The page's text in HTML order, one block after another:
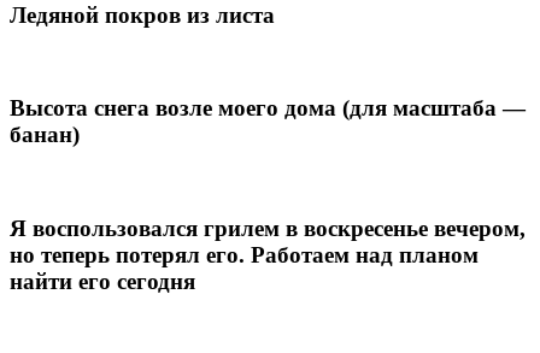
Ледяной покров из листа
Высота снега возле моего дома (для масштаба —
банан)
Я воспользовался грилем в воскресенье вечером,
но теперь потерял его. Работаем над планом
найти его сегодня